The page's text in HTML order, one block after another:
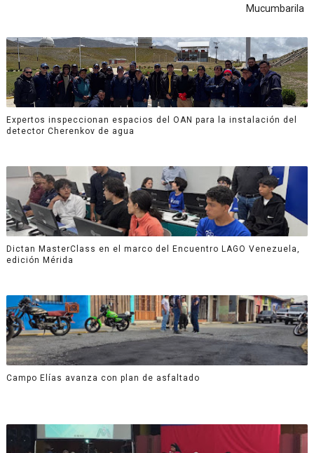
Mucumbarila
Expertos inspeccionan espacios del OAN para la instalación del
detector Cherenkov de agua
Dictan MasterClass en el marco del Encuentro LAGO Venezuela,
edición Mérida
Campo Elías avanza con plan de asfaltado